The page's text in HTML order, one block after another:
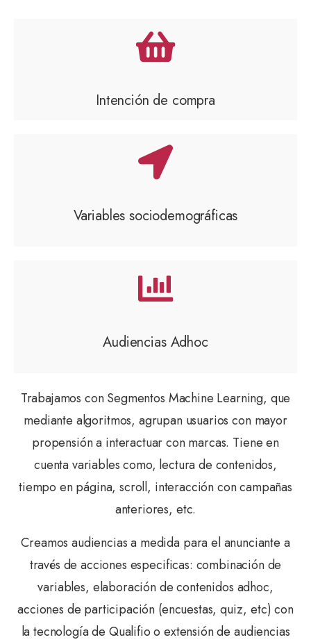
Intención de compra
Variables sociodemográficas
Audiencias Adhoc
Trabajamos con Segmentos Machine Learning, que
mediante algoritmos, agrupan usuarios con mayor
propensión a interactuar con marcas. Tiene en
cuenta variables como, lectura de contenidos,
tiempo en página, scroll, interacción con campañas
anteriores, etc.
Creamos audiencias a medida para el anunciante a
través de acciones especificas: combinación de
variables, elaboración de contenidos adhoc,
acciones de participación (encuestas, quiz, etc) con
la tecnología de Qualifio o extensión de audiencias